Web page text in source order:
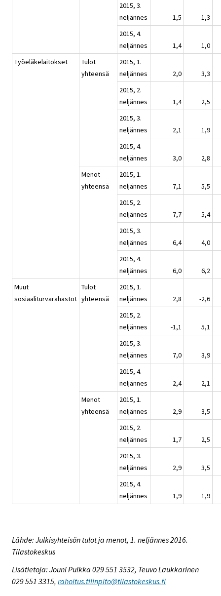
2015, 3.
neljännes
1,5
1,3
2015, 4.
neljännes
1,4
1,0
Työeläkelaitokset
Tulot
yhteensä
2015, 1.
neljännes
2,0
3,3
2015, 2.
neljännes
1,4
2,5
2015, 3.
neljännes
2,1
1,9
2015, 4.
neljännes
3,0
2,8
Menot
yhteensä
2015, 1.
neljännes
7,1
5,5
2015, 2.
neljännes
7,7
5,4
2015, 3.
neljännes
6,4
4,0
2015, 4.
neljännes
6,0
6,2
Muut
sosiaaliturvarahastot
Tulot
yhteensä
2015, 1.
neljännes
2,8
-2,6
2015, 2.
neljännes
-1,1
5,1
2015, 3.
neljännes
7,0
3,9
2015, 4.
neljännes
2,4
2,1
Menot
yhteensä
2015, 1.
neljännes
2,9
3,5
2015, 2.
neljännes
1,7
2,5
2015, 3.
neljännes
2,9
3,5
2015, 4.
neljännes
1,9 1,9
Lähde: Julkisyhteisön tulot ja menot, 1. neljännes 2016.
Tilastokeskus
Lisätietoja: Jouni Pulkka 029 551 3532, Teuvo Laukkarinen
029 551 3315, rahoitus.tilinpito@tilastokeskus.fi